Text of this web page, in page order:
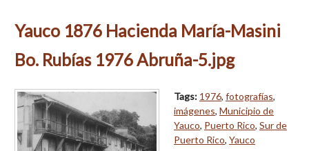
Yauco 1876 Hacienda María-Masini
Bo. Rubías 1976 Abruña-5.jpg
Tags: 1976, fotografías,
imágenes, Municipio de
Yauco, Puerto Rico, Sur de
Puerto Rico, Yauco